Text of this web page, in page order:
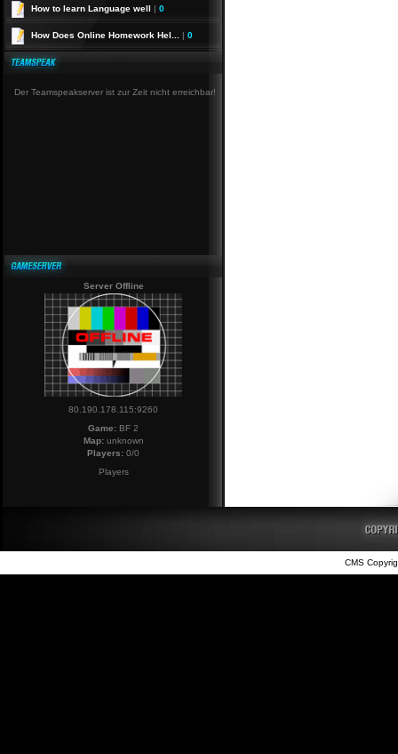
How to learn Language well | 0
How Does Online Homework Hel... | 0
Der Teamspeakserver ist zur Zeit nicht erreichbar!
Server Offline
80.190.178.115:9260
Game: BF 2
Map:unknown
Players: 0/0
Players
CMS